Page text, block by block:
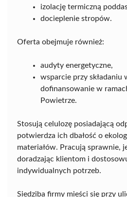
izolację termiczną
docieplenie stropów.
Oferta obejmuje również:
audyty energetyczne,
wsparcie przy składaniu
dofinansowanie w
Powietrze.
Stosują celulozę posiadającą
potwierdza ich dbałość o
materiałów. Pracują sprawnie,
doradzając klientom i
indywidualnych potrzeb.
Siedziba firmy mieści się przy